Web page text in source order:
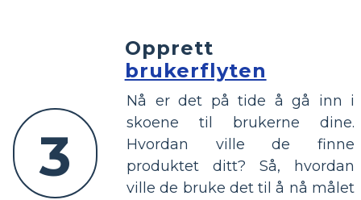
3
Opprett
brukerflyten
Nå er det på tide å gå inn i
skoene til brukerne dine.
Hvordan ville de finne
produktet ditt? Så, hvordan
ville de bruke det til å nå målet